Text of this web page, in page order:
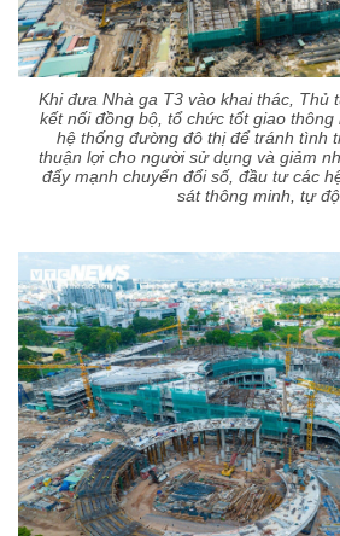
Khi đưa Nhà ga T3 vào khai thác, Thủ
kết nối đồng bộ, tổ chức tốt giao thông
hệ thống đường đô thị để tránh tình
thuận lợi cho người sử dụng và giảm
đẩy mạnh chuyển đổi số, đầu tư các
sát thông minh, tự